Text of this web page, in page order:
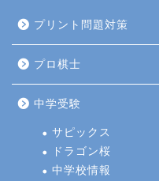
プリント問題対策
プロ棋士
中学受験
サピックス
ドラゴン桜
中学校情報